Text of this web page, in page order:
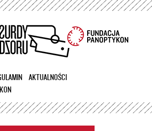
Przejdź
treści
AKTUALNOŚCI